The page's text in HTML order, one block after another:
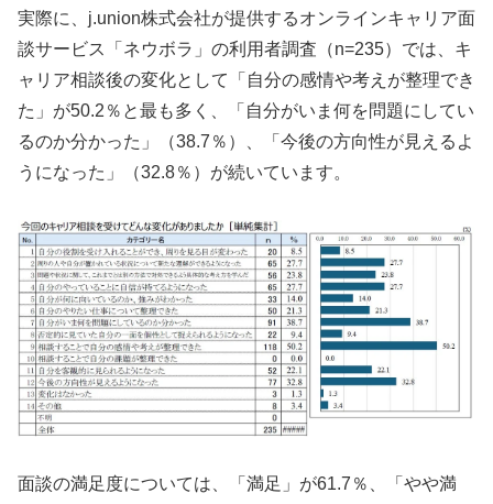
実際に、j.union株式会社が提供するオンラインキャリア面
談サービス「ネウボラ」の利用者調査（n=235）では、キ
ャリア相談後の変化として「自分の感情や考えが整理でき
た」が50.2％と最も多く、「自分がいま何を問題にしてい
るのか分かった」（38.7％）、「今後の方向性が見えるよ
うになった」（32.8％）が続いています。
面談の満足度については、「満足」が61.7％、「やや満